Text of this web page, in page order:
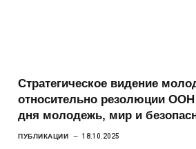
Стратегическое видение
относительно резолюции ООН
дня молодежь, мир и
ПУБЛИКАЦИИ 18.10.2025